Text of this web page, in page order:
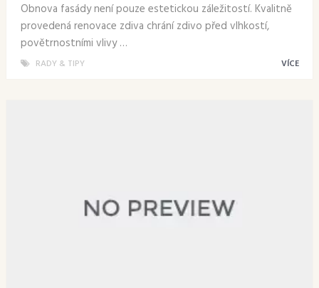
Obnova fasády není pouze estetickou záležitostí. Kvalitně
provedená renovace zdiva chrání zdivo před vlhkostí,
povětrnostními vlivy …
RADY & TIPY VÍCE